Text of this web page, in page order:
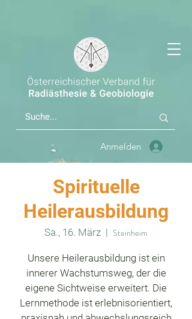
Anmelden
Spirituelle
Heilerausbildung
Sa., 16. März
  |
Steinheim
Unsere Heilerausbildung ist ein
innerer Wachstumsweg, der die
eigene Sichtweise erweitert. Die
Lernmethode ist erlebnisorientiert,